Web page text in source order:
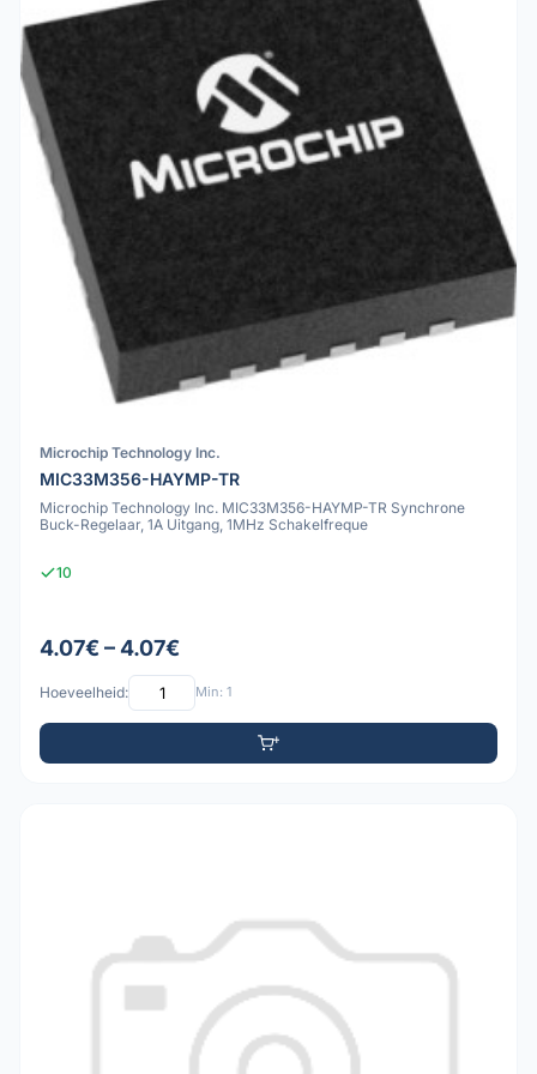
Microchip Technology Inc.
MIC33M356-HAYMP-TR
Microchip Technology Inc. MIC33M356-HAYMP-TR Synchrone
Buck-Regelaar, 1A Uitgang, 1MHz Schakelfreque
10
4.07€ – 4.07€
Hoeveelheid: Min: 1